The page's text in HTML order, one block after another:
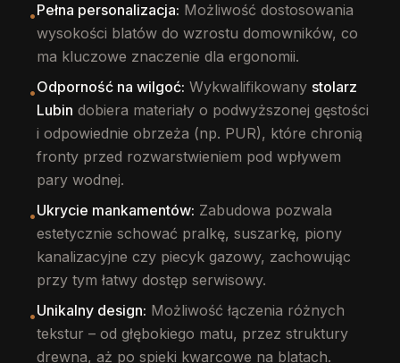
•Pełna personalizacja: Możliwość dostosowania
wysokości blatów do wzrostu domowników, co
ma kluczowe znaczenie dla ergonomii.
•Odporność na wilgoć: Wykwalifikowany stolarz
Lubin dobiera materiały o podwyższonej gęstości
i odpowiednie obrzeża (np. PUR), które chronią
fronty przed rozwarstwieniem pod wpływem
pary wodnej.
•Ukrycie mankamentów: Zabudowa pozwala
estetycznie schować pralkę, suszarkę, piony
kanalizacyjne czy piecyk gazowy, zachowując
przy tym łatwy dostęp serwisowy.
•Unikalny design: Możliwość łączenia różnych
tekstur – od głębokiego matu, przez struktury
drewna, aż po spieki kwarcowe na blatach.